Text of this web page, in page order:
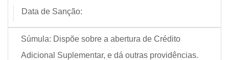
Data de Sanção:
Súmula: Dispõe sobre a abertura de Crédito
Adicional Suplementar, e dá outras providências.